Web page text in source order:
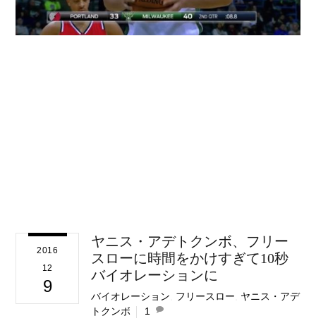
2016
12
9
ヤニス・アデトクンボ、フリー
スローに時間をかけすぎて10秒
バイオレーションに
バイオレーション フリースロー
ヤニス・アデ
トクンボ
1